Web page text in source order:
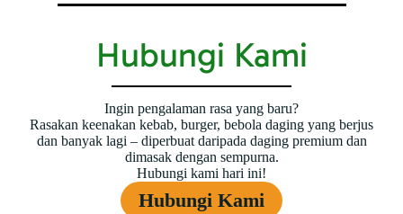
Hubungi Kami
Ingin pengalaman rasa yang baru?
Rasakan keenakan kebab, burger, bebola daging yang berjus
dan banyak lagi – diperbuat daripada daging premium dan
dimasak dengan sempurna.
Hubungi kami hari ini!
Hubungi Kami